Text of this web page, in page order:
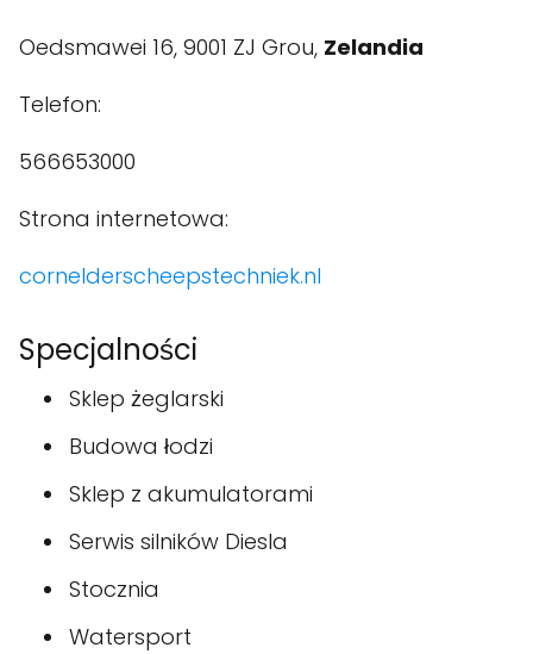
Oedsmawei 16, 9001 ZJ Grou, Zelandia
Telefon:
566653000
Strona internetowa:
cornelderscheepstechniek.nl
Specjalności
Sklep żeglarski
Budowa łodzi
Sklep z akumulatorami
Serwis silników Diesla
Stocznia
Watersport